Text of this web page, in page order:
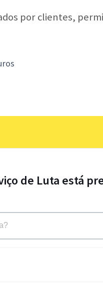
por clientes,
de Luta está